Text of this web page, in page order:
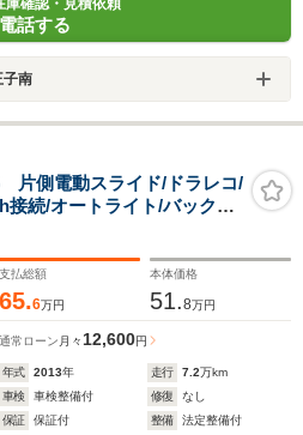
庫確認・見積依頼
電話する
南
側電動スライド/ドラレコ/
続/オートライト/バックカ
支払総額
65.6万円
本体価格
51.8万円
通常ローン 月々 12,600円
年式 2013年 走行 7.2万km
車検
車検整備付 修復
なし
保証
保証付 整備
法定整備付